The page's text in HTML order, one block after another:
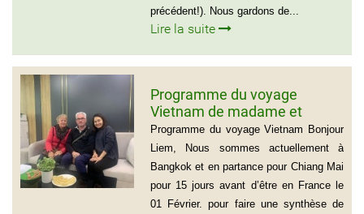
précédent!). Nous gardons de...
Lire la suite
Programme du voyage
Vietnam de madame et
Monsieur Michel et Michèle
LEROUX
Programme du voyage Vietnam Bonjour
Liem, Nous sommes actuellement à
Bangkok et en partance pour Chiang Mai
pour 15 jours avant d’être en France le
01 Février. pour faire une synthèse de